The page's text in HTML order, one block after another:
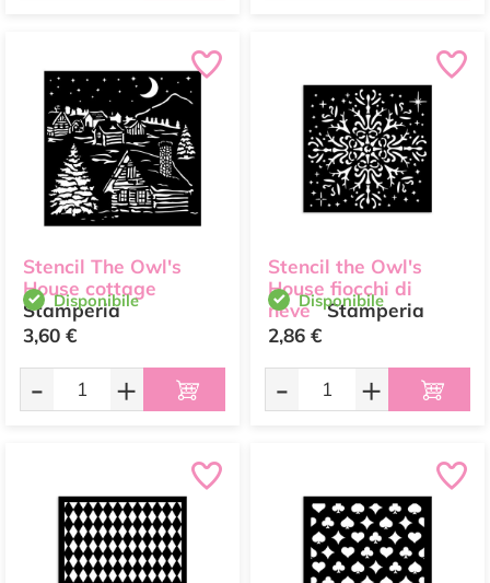
Stencil The Owl's
House cottage
Stamperia
Disponibile
3,60 €
- +
Stencil the Owl's
House fiocchi di
neve Stamperia
Disponibile
2,86 €
- +